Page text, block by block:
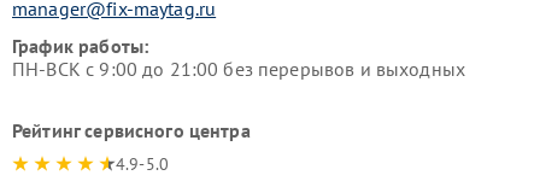
manager@fix-maytag.ru
График работы:
ПН-ВСК с 9:00 до 21:00 без перерывов и выходных
Рейтинг сервисного центра
4.9-5.0